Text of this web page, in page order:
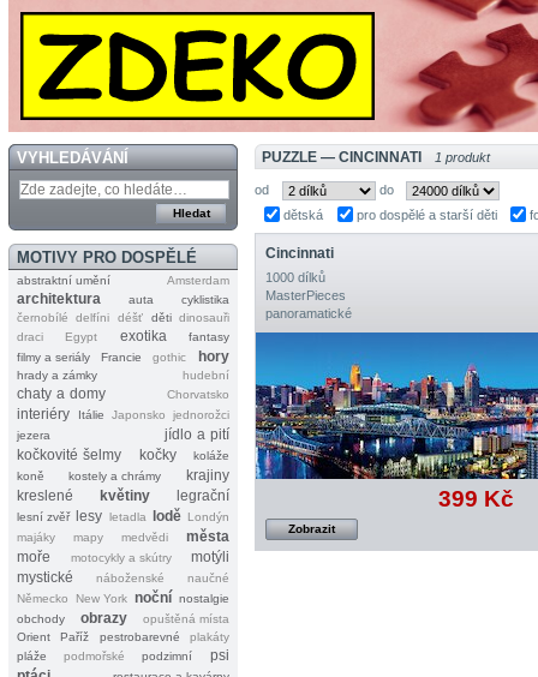
VYHLEDÁVÁNÍ
MOTIVY PRO DOSPĚLÉ
abstraktní umění Amsterdam
architektura auta
cyklistika
černobílé
delfíni déšť děti dinosauři
draci
Egypt exotika
fantasy
filmy a seriály
Francie gothic hory
hrady a zámky hudební
chaty a domy Chorvatsko
interiéry Itálie Japonsko
jednorožci
jezera
jídlo a pití
kočkovité šelmy
kočky
koláže
koně
kostely a chrámy
krajiny
kreslené
květiny legrační
lesní zvěř lesy letadla lodě Londýn
majáky
mapy medvědi
města
moře
motocykly a skútry
motýli
mystické
náboženské
naučné
Německo
New York noční nostalgie
obchody
obrazy
opuštěná místa
Orient
Paříž pestrobarevné
plakáty
pláže
podmořské podzimní
psi
PUZZLE — CINCINNATI 1 produkt
od
do
dětská
pro dospělé a starší děti
Cincinnati
1000 dílků
MasterPieces
panoramatické
399 Kč
Zobrazit